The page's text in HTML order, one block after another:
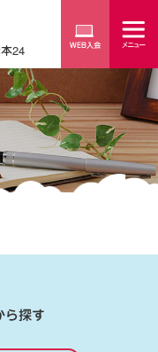
24
ら探す